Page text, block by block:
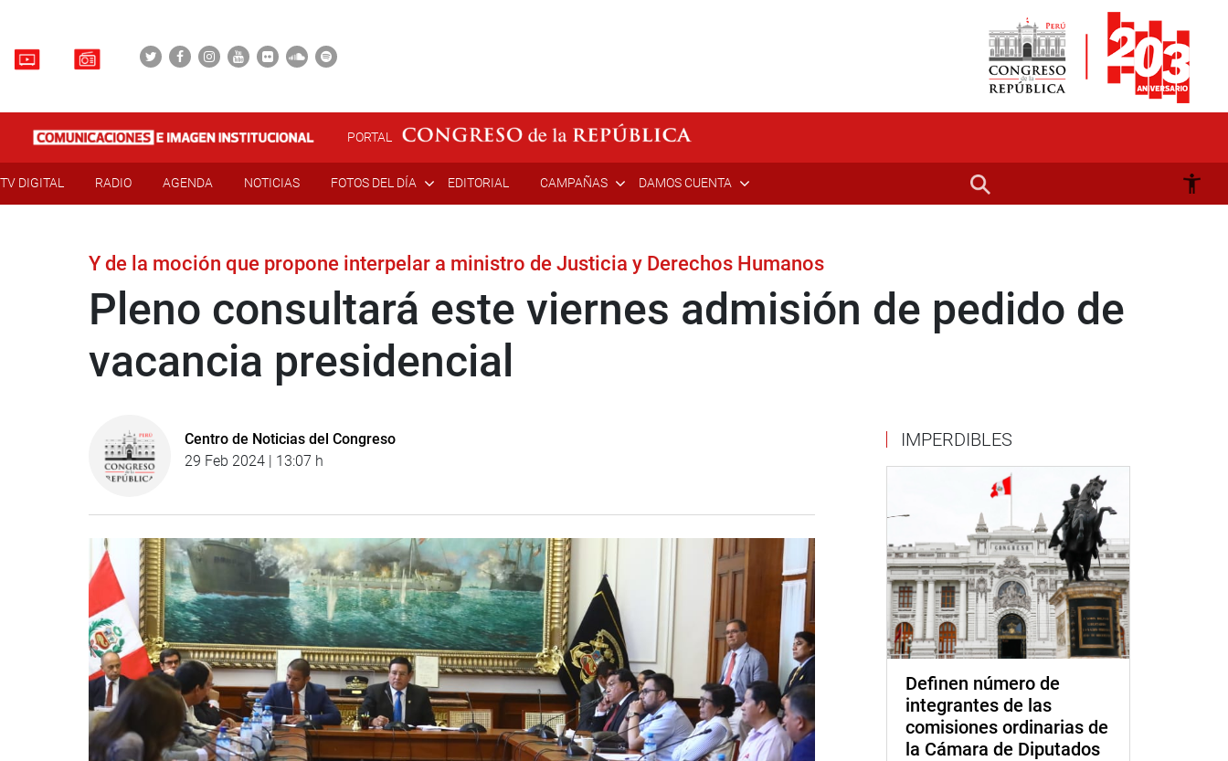
PORTAL
TV DIGITAL RADIO AGENDA NOTICIAS FOTOS DEL DÍA EDITORIAL CAMPAÑAS DAMOS CUENTA
Y de la moción que propone interpelar a ministro de Justicia y Derechos Humanos
Pleno consultará este viernes admisión de pedido de
vacancia presidencial
Centro de Noticias del Congreso
29 Feb 2024 | 13:07 h
IMPERDIBLES
Definen número de
integrantes de las
comisiones ordinarias de
la Cámara de Diputados